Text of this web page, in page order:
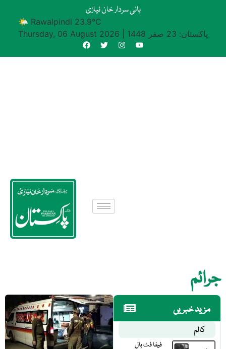
بانی سردار خان نیازی
🌤 Rawalpindi 23.9°C
Thursday, 06 August 2026
پاکستان: 23 صفر 1448
جرائم
مزید خبریں
کالم
فیفا فٹ بال